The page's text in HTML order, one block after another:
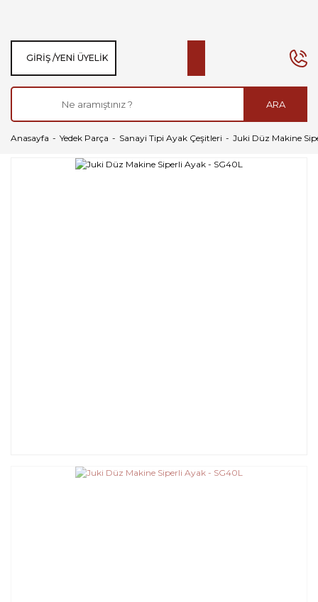
ARA
GIRIŞ /YENI ÜYELIK
Anasayfa Yedek Parça Sanayi Tipi Ayak Çeşitleri Juki Düz Makine